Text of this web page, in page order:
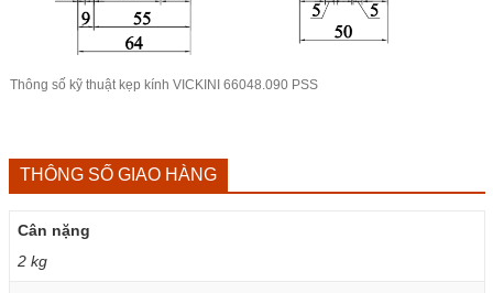
Thông số kỹ thuật kẹp kính VICKINI 66048.090 PSS
THÔNG SỐ GIAO HÀNG
Cân nặng
2 kg